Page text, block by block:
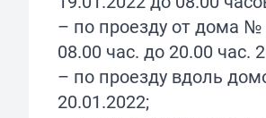
– по проезду от дома №
08.00 час. до 20.00 час.
– по проезду вдоль
20.01.2022;